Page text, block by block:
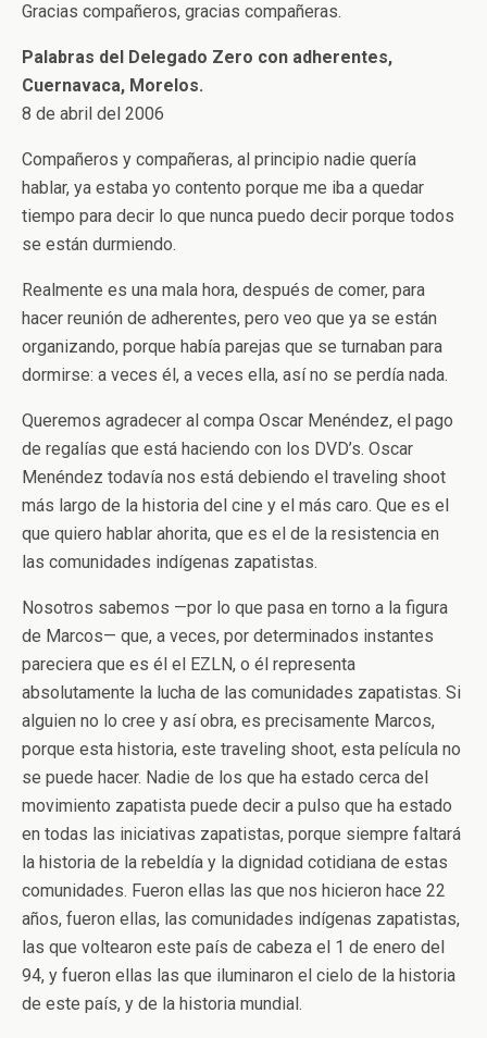
Gracias compañeros, gracias compañeras.
Palabras del Delegado Zero con adherentes,
Cuernavaca, Morelos.
8 de abril del 2006
Compañeros y compañeras, al principio nadie quería
hablar, ya estaba yo contento porque me iba a quedar
tiempo para decir lo que nunca puedo decir porque todos
se están durmiendo.
Realmente es una mala hora, después de comer, para
hacer reunión de adherentes, pero veo que ya se están
organizando, porque había parejas que se turnaban para
dormirse: a veces él, a veces ella, así no se perdía nada.
Queremos agradecer al compa Oscar Menéndez, el pago
de regalías que está haciendo con los DVD’s. Oscar
Menéndez todavía nos está debiendo el traveling shoot
más largo de la historia del cine y el más caro. Que es el
que quiero hablar ahorita, que es el de la resistencia en
las comunidades indígenas zapatistas.
Nosotros sabemos —por lo que pasa en torno a la figura
de Marcos— que, a veces, por determinados instantes
pareciera que es él el EZLN, o él representa
absolutamente la lucha de las comunidades zapatistas. Si
alguien no lo cree y así obra, es precisamente Marcos,
porque esta historia, este traveling shoot, esta película no
se puede hacer. Nadie de los que ha estado cerca del
movimiento zapatista puede decir a pulso que ha estado
en todas las iniciativas zapatistas, porque siempre faltará
la historia de la rebeldía y la dignidad cotidiana de estas
comunidades. Fueron ellas las que nos hicieron hace 22
años, fueron ellas, las comunidades indígenas zapatistas,
las que voltearon este país de cabeza el 1 de enero del
94, y fueron ellas las que iluminaron el cielo de la historia
de este país, y de la historia mundial.